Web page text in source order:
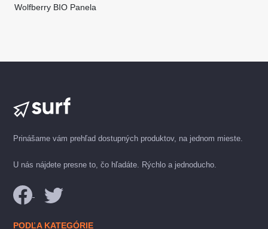
Wolfberry BIO Panela
Prinášame vám prehľad dostupných produktov, na jednom mieste.
U nás nájdete presne to, čo hľadáte. Rýchlo a jednoducho.
PODĽA KATEGÓRIE